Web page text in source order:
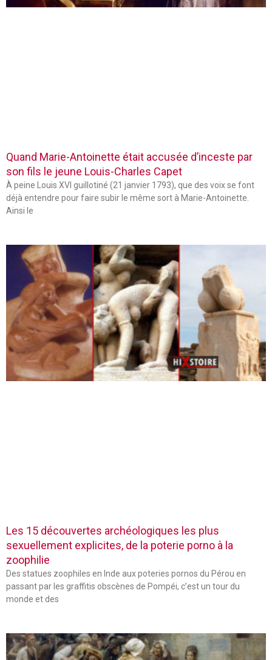
Quand Marie-Antoinette était accusée d’inceste par
son fils le jeune Louis-Charles Capet
À peine Louis XVI guillotiné (21 janvier 1793), que des voix se font
déjà entendre pour faire subir le même sort à Marie-Antoinette.
Ainsi le
Les 15 découvertes archéologiques les plus
sexuellement explicites, de la poterie porno à la
zoophilie
Des statues zoophiles en Inde aux poteries pornos du Pérou en
passant par les graffitis obscènes de Pompéi, c’est un tour du
monde et des